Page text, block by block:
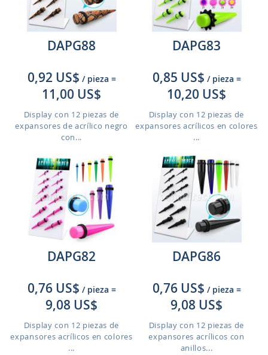
DAPG88
0,92 US$ / pieza =
11,00 US$
Display con 12 piezas de
expansores de acrílico negro
con...
DAPG83
0,85 US$ / pieza =
10,20 US$
Display con 12 piezas de
expansores acrílicos en colores
...
DAPG82
0,76 US$ / pieza =
9,08 US$
Display con 12 piezas de
expansores acrílicos en colores
...
DAPG86
0,76 US$ / pieza =
9,08 US$
Display con 12 piezas de
expansores acrílicos con
anillos...